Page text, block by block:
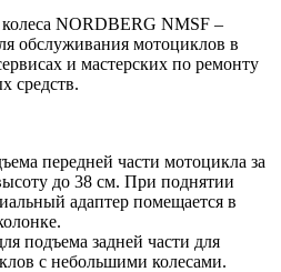
NORDBERG NMSF –
обслуживания мотоциклов в
и мастерских по ремонту
средств.
передней части мотоцикла за
до 38 см. При поднятии
адаптер помещается в
подъема задней части для
с небольшими колесами.